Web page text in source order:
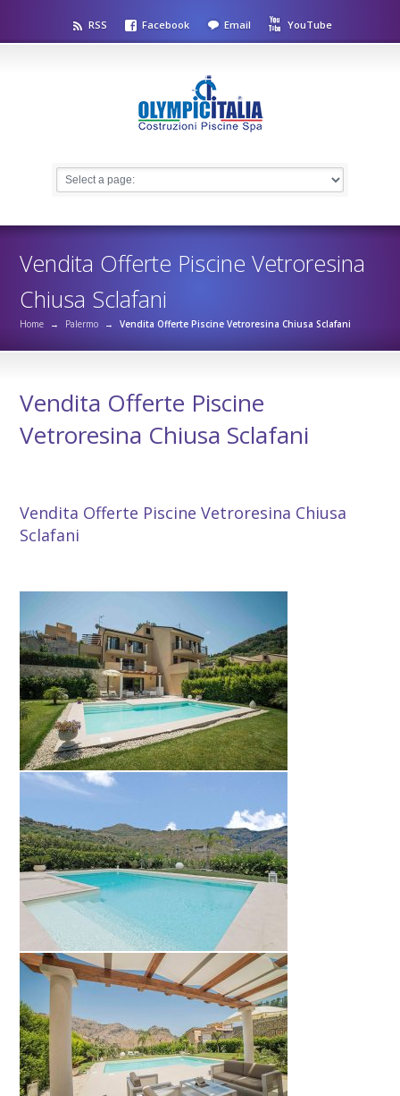
RSS Facebook Email YouTube
Vendita Offerte Piscine Vetroresina
Chiusa Sclafani
Home → Palermo → Vendita Offerte Piscine Vetroresina Chiusa Sclafani
Vendita Offerte Piscine
Vetroresina Chiusa Sclafani
Vendita Offerte Piscine Vetroresina Chiusa
Sclafani